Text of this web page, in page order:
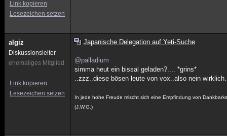
Link kopieren
Lesezeichen setzen
algiz
Diskussionsleiter
ehemaliges Mitglied
Link kopieren
Lesezeichen setzen
Japanische Delegation auf Yeti-Suche
@palladium
simma heut ein bissal geladen?.... *grins*
..zzz..diese bösen leute von vox..also nein
In jede hohe Freude mischt sich eine Empfindung von
(J.W.G.)